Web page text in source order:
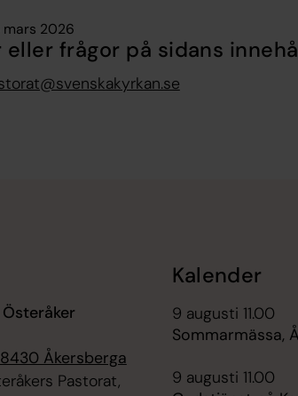
mars 2026
eller frågor på sidans
Åkersberga
Pastorat,
Kalender
9 augusti 11.00
Sommarmässa,
9 augusti 11.00